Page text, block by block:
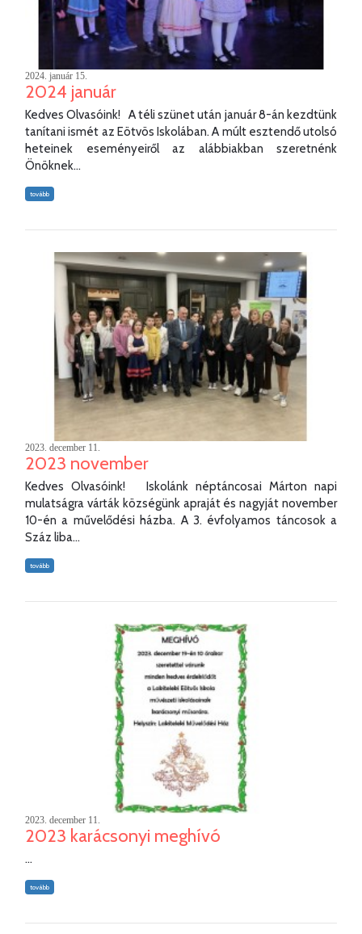
2024. január 15.
2024 január
Kedves Olvasóink! A téli szünet után január 8-án kezdtünk
tanítani ismét az Eötvös Iskolában. A múlt esztendő utolsó
heteinek eseményeiről az alábbiakban szeretnénk
Önöknek...
tovább
2023. december 11.
2023 november
Kedves Olvasóink! Iskolánk néptáncosai Márton napi
mulatságra várták községünk apraját és nagyját november
10-én a művelődési házba. A 3. évfolyamos táncosok a
Száz liba...
tovább
2023. december 11.
2023 karácsonyi meghívó
...
tovább